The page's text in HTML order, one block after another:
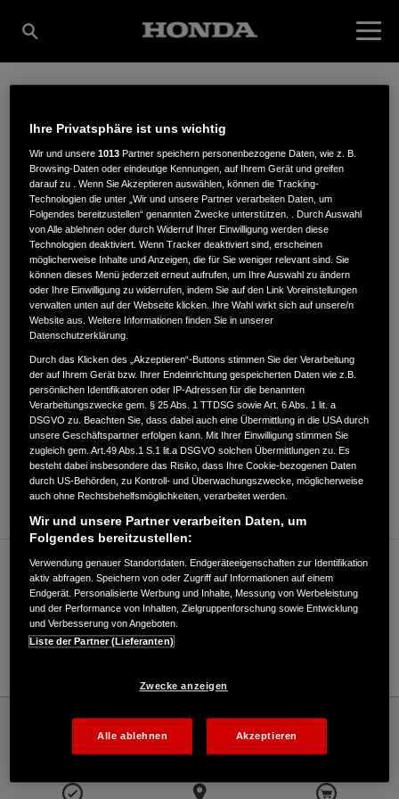
WEIZENEGGER
GARTENTECHNIK,
INH. ANDREAS
OSTERMEIER
Alpenstr. 8,83730,Fischbachau
ANFAHRTSBESCHREIBUNG ANFORDERN
Verkauf / Kundendienst
08028 / 703
Industrie
Weizenegger Gartentechnik, Inh. Andreas Ostermeier - Industrial – Honda - HONDA
Deutschland Offizielle Website | The Power of Dreams
Ihre Privatsphäre ist uns wichtig
Wir und unsere1013 Partner speichern personenbezogene Daten, wie z. B.
Browsing-Daten oder eindeutige Kennungen, auf Ihrem Gerät und greifen
darauf zu . Wenn Sie Akzeptieren auswählen, können die Tracking-
Technologien die unter „Wir und unsere Partner verarbeiten Daten, um
Folgendes bereitzustellen“ genannten Zwecke unterstützen. . Durch Auswahl
von Alle ablehnen oder durch Widerruf Ihrer Einwilligung werden diese
Technologien deaktiviert. Wenn Tracker deaktiviert sind, erscheinen
möglicherweise Inhalte und Anzeigen, die für Sie weniger relevant sind. Sie
können dieses Menü jederzeit erneut aufrufen, um Ihre Auswahl zu ändern
oder Ihre Einwilligung zu widerrufen, indem Sie auf den Link Voreinstellungen
verwalten unten auf der Webseite klicken. Ihre Wahl wirkt sich auf unsere/n
Website aus. Weitere Informationen finden Sie in unserer
Datenschutzerklärung.
Durch das Klicken des „Akzeptieren“-Buttons stimmen Sie der Verarbeitung
der auf Ihrem Gerät bzw. Ihrer Endeinrichtung gespeicherten Daten wie z.B.
persönlichen Identifikatoren oder IP-Adressen für die benannten
Verarbeitungszwecke gem. § 25 Abs. 1 TTDSG sowie Art. 6 Abs. 1 lit. a
DSGVO zu. Beachten Sie, dass dabei auch eine Übermittlung in die USA durch
unsere Geschäftspartner erfolgen kann. Mit Ihrer Einwilligung stimmen Sie
zugleich gem. Art.49 Abs.1 S.1 lit.a DSGVO solchen Übermittlungen zu. Es
besteht dabei insbesondere das Risiko, dass Ihre Cookie-bezogenen Daten
durch US-Behörden, zu Kontroll- und Überwachungszwecke, möglicherweise
auch ohne Rechtsbehelfsmöglichkeiten, verarbeitet werden.
Wir und unsere Partner verarbeiten Daten, um
Folgendes bereitzustellen:
Verwendung genauer Standortdaten. Endgeräteeigenschaften zur Identifikation
aktiv abfragen. Speichern von oder Zugriff auf Informationen auf einem
Endgerät. Personalisierte Werbung und Inhalte, Messung von Werbeleistung
und der Performance von Inhalten, Zielgruppenforschung sowie Entwicklung
und Verbesserung von Angeboten.
Liste der Partner (Lieferanten)
Zwecke anzeigen
Alle ablehnen Akzeptieren